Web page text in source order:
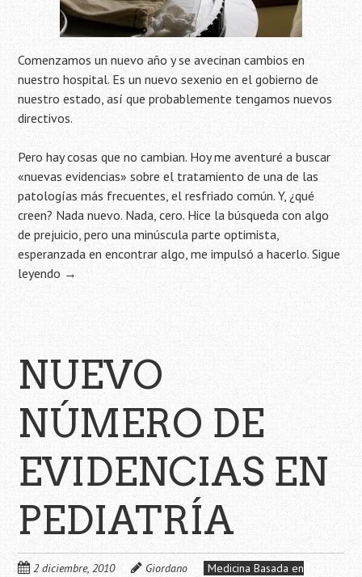
Comenzamos un nuevo año y se avecinan cambios en
nuestro hospital. Es un nuevo sexenio en el gobierno de
nuestro estado, así que probablemente tengamos nuevos
directivos.
Pero hay cosas que no cambian. Hoy me aventuré a buscar
«nuevas evidencias» sobre el tratamiento de una de las
patologías más frecuentes, el resfriado común. Y, ¿qué
creen? Nada nuevo. Nada, cero. Hice la búsqueda con algo
de prejuicio, pero una minúscula parte optimista,
esperanzada en encontrar algo, me impulsó a hacerlo.Sigue
leyendo →
NUEVO
NÚMERO DE
EVIDENCIAS EN
PEDIATRÍA
2 diciembre, 2010 Giordano
Medicina Basada en